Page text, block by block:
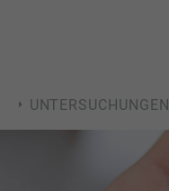
UNTERSUCHUNGEN